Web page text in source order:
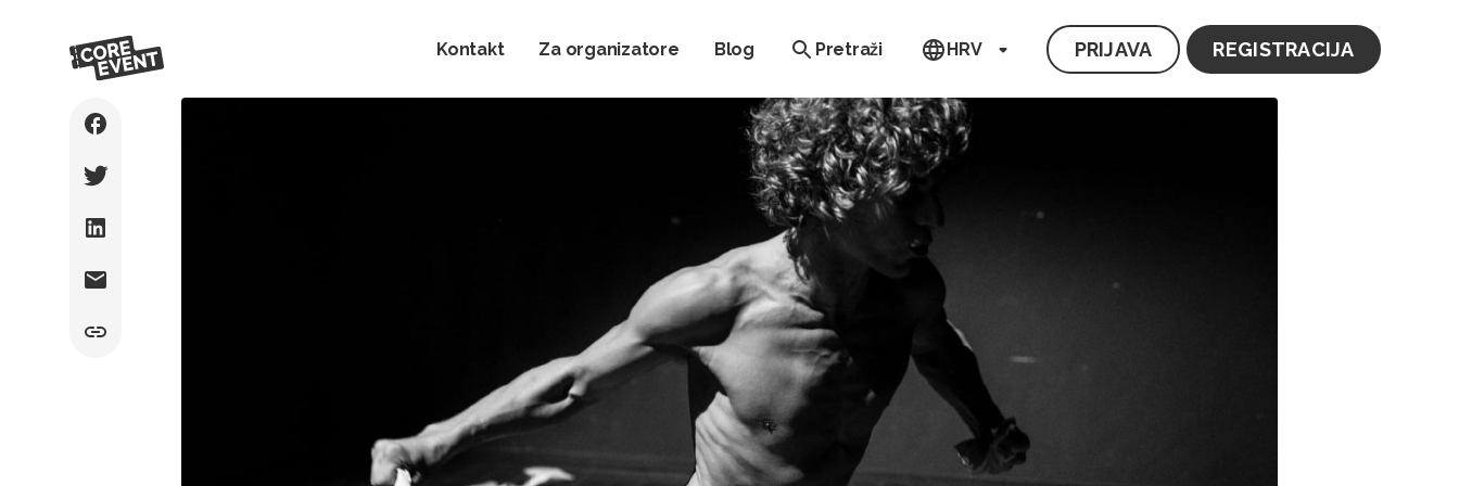
Kontakt Za organizatore Blog Pretraži HRV PRIJAVA REGISTRACIJA